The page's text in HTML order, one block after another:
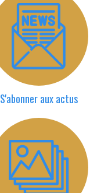
S'abonner aux actus